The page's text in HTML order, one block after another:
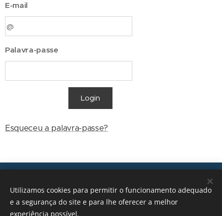
E-mail
Palavra-passe
Login
Esqueceu a palavra-passe?
geral@transicoes.pt
Utilizamos cookies para permitir o funcionamento adequado
e a segurança do site e para lhe oferecer a melhor
experiência possível.